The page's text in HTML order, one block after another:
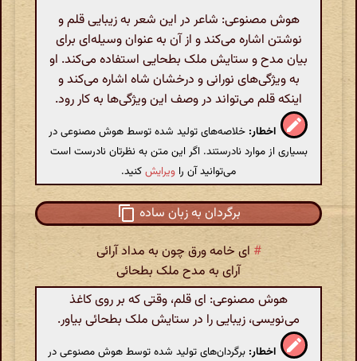
هوش مصنوعی: شاعر در این شعر به زیبایی قلم و
نوشتن اشاره می‌کند و از آن به عنوان وسیله‌ای برای
بیان مدح و ستایش ملک بطحایی استفاده می‌کند. او
به ویژگی‌های نورانی و درخشان شاه اشاره می‌کند و
اینکه قلم می‌تواند در وصف این ویژگی‌ها به کار رود.
اخطار: خلاصه‌های تولید شده توسط هوش مصنوعی در
بسیاری از موارد نادرستند. اگر این متن به نظرتان نادرست است
می‌توانید آن را ویرایشکنید.
برگردان به زبان ساده
# ای خامه ورق چون به مداد آرائی
آرای به مدح ملک بطحائی
هوش مصنوعی: ای قلم، وقتی که بر روی کاغذ
می‌نویسی، زیبایی را در ستایش ملک بطحائی بیاور.
اخطار: برگردان‌های تولید شده توسط هوش مصنوعی در